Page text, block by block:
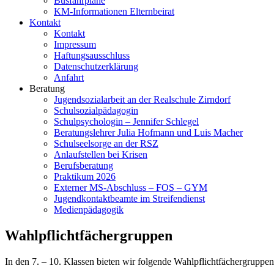
KM-Informationen Elternbeirat
Kontakt
Kontakt
Impressum
Haftungsausschluss
Datenschutzerklärung
Anfahrt
Beratung
Jugendsozialarbeit an der Realschule Zirndorf
Schulsozialpädagogin
Schulpsychologin – Jennifer Schlegel
Beratungslehrer Julia Hofmann und Luis Macher
Schulseelsorge an der RSZ
Anlaufstellen bei Krisen
Berufsberatung
Praktikum 2026
Externer MS-Abschluss – FOS – GYM
Jugendkontaktbeamte im Streifendienst
Medienpädagogik
Wahlpflichtfächergruppen
In den 7. – 10. Klassen bieten wir folgende